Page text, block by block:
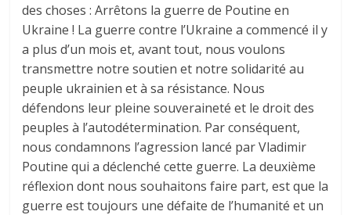
des choses : Arrêtons la guerre de Poutine en
Ukraine ! La guerre contre l’Ukraine a commencé il y
a plus d’un mois et, avant tout, nous voulons
transmettre notre soutien et notre solidarité au
peuple ukrainien et à sa résistance. Nous
défendons leur pleine souveraineté et le droit des
peuples à l’autodétermination. Par conséquent,
nous condamnons l’agression lancé par Vladimir
Poutine qui a déclenché cette guerre. La deuxième
réflexion dont nous souhaitons faire part, est que la
guerre est toujours une défaite de l’humanité et un